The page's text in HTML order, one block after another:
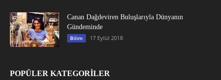
Canan Dağdeviren Buluşlarıyla Dünyanın
Gündeminde
Bilim 17 Eylül 2018
POPÜLER KATEGORİLER